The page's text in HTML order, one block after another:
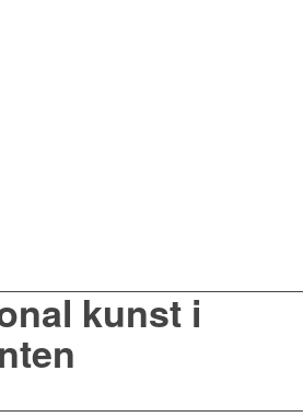
kunst i